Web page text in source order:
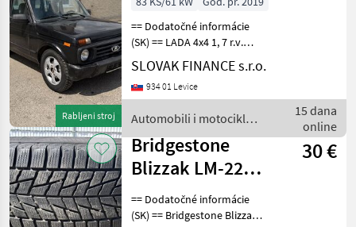
Rabljeni stroj
== Dodatočné informácie
(SK) == LADA 4x4 1, 7 r.v.
01/2019, 97 390 km, EURO 6,
61 kW, 1690 cm3, manuál,
benzín 2x elektrické okná,
ťažné
SLOVAK FINANCE s.r.o.
934 01 Levice
Automobili i motocikli /
Lada
15 dana
online
Bridgestone
Blizzak LM-22
235/50 R17 96V,
2 ks,dezén 30%
30 €
== Dodatočné informácie
(SK) == Bridgestone Blizzak